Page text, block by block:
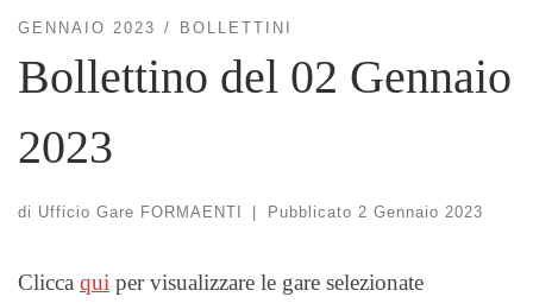
GENNAIO 2023 BOLLETTINI
Bollettino del 02 Gennaio
2023
di Ufficio Gare FORMAENTI | Pubblicato 2 Gennaio 2023
Clicca qui per visualizzare le gare selezionate